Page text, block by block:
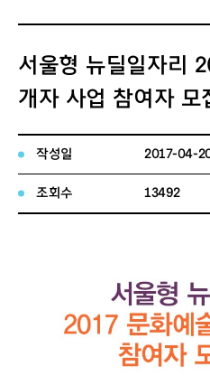
서울형 뉴딜일자리
개자 사업 참여자 모
작성일 2017-04-
조회수 13492